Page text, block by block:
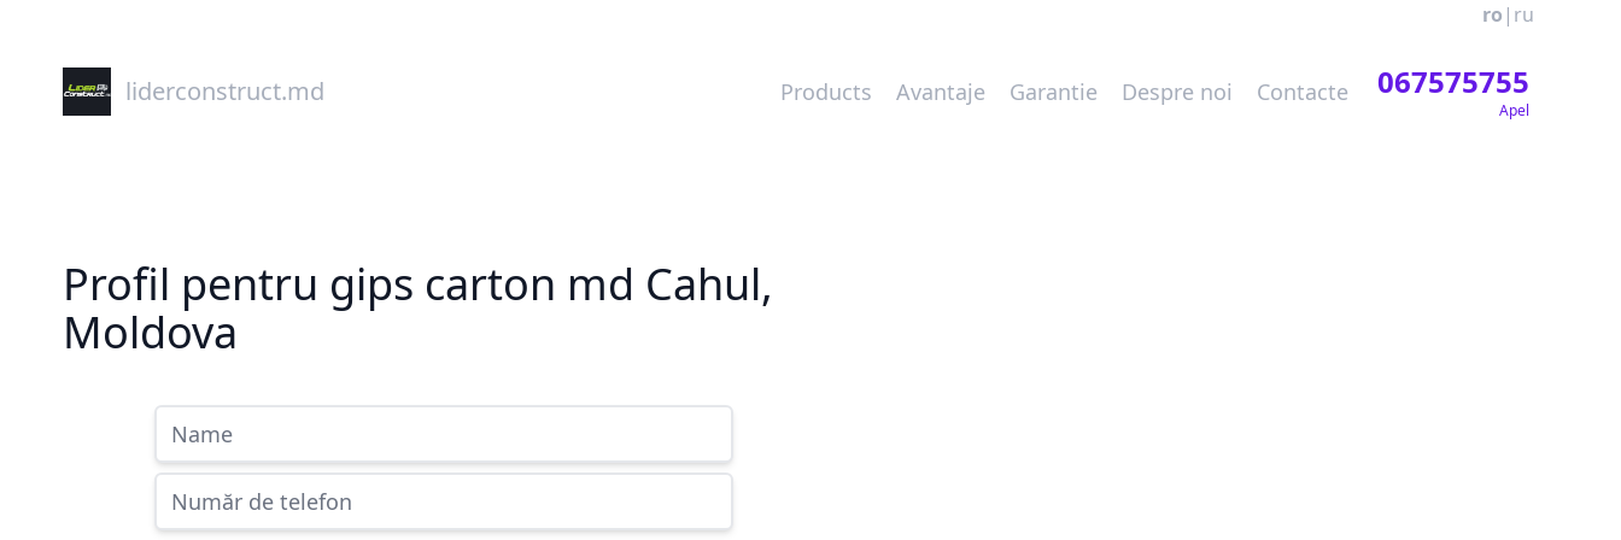
ro | ru
liderconstruct.md Products Avantaje Garantie Despre noi Contacte 067575755
Apel
Profil pentru gips carton md Cahul,
Moldova